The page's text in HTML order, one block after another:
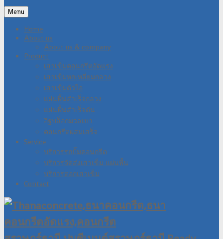
Menu
Home
About us
About us & company
Product
เสาเข็มคอนกรีตอัดแรง
เสาเข็มหกเหลี่ยมกลวง
เสาเข็มตัวไอ
แผ่นพื้นสำเร็จกลวง
แผ่นพื้นสำเร็จตัน
อิฐบล็อกมวลเบา
คอนกรีตผสมเสร็จ
Service
บริการรถปั๊มคอนกรีต
บริการจัดส่งเสาเข็ม แผ่นพื้น
บริการตอกเสาเข็ม
Contact